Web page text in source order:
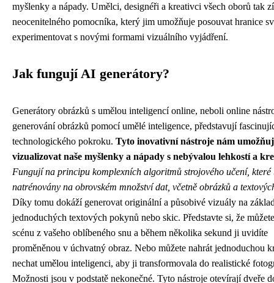
myšlenky a nápady. Umělci, designéři a kreativci všech oborů tak
neocenitelného pomocníka, který jim umožňuje posouvat hranice
experimentovat s novými formami vizuálního vyjádření.
Jak fungují AI generátory?
Generátory obrázků s umělou inteligencí online, neboli online
generování obrázků pomocí umělé inteligence, představují
technologického pokroku. Tyto inovativní nástroje nám
vizualizovat naše myšlenky a nápady s nebývalou lehkostí a
Fungují na principu komplexních algoritmů strojového učení, které
natrénovány na obrovském množství dat, včetně obrázků a
Díky tomu dokáží generovat originální a působivé vizuály na
jednoduchých textových pokynů nebo skic. Představte si, že
scénu z vašeho oblíbeného snu a během několika sekund ji uvidíte
proměněnou v úchvatný obraz. Nebo můžete nahrát jednoduchou
nechat umělou inteligenci, aby ji transformovala do realistické
Možnosti jsou v podstatě nekonečné. Tyto nástroje otevírají dveře